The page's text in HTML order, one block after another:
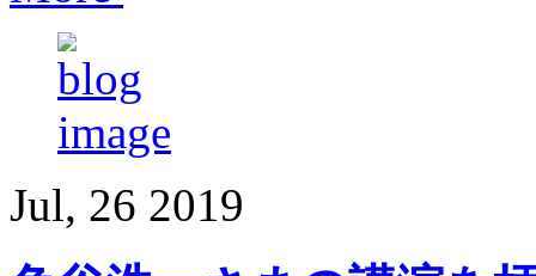
Jul, 26 2019